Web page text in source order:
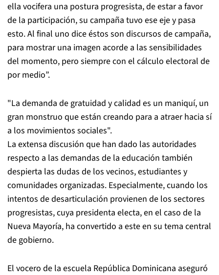
ella vocifera una postura progresista, de estar a favor
de la participación, su campaña tuvo ese eje y pasa
esto. Al final uno dice éstos son discursos de campaña,
para mostrar una imagen acorde a las sensibilidades
del momento, pero siempre con el cálculo electoral de
por medio”.
"La demanda de gratuidad y calidad es un maniquí, un
gran monstruo que están creando para a atraer hacia sí
a los movimientos sociales".
La extensa discusión que han dado las autoridades
respecto a las demandas de la educación también
despierta las dudas de los vecinos, estudiantes y
comunidades organizadas. Especialmente, cuando los
intentos de desarticulación provienen de los sectores
progresistas, cuya presidenta electa, en el caso de la
Nueva Mayoría, ha convertido a este en su tema central
de gobierno.
El vocero de la escuela República Dominicana aseguró